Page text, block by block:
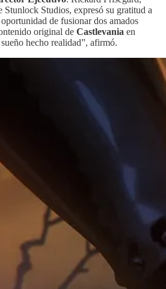
Stunlock Studios, expresó su gratitud a
de fusionar dos amados
original de Castlevania en
hecho realidad”, afirmó.